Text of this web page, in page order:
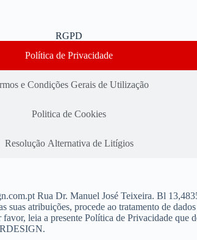
RGPD
Política de Privacidade
e Condições Gerais de Utilização
Politica de Cookies
Resolução Alternativa de Litígios
Rua Dr. Manuel José Teixeira. Bl
atribuições, procede ao tratamento de
leia a presente Política de Privacidade que